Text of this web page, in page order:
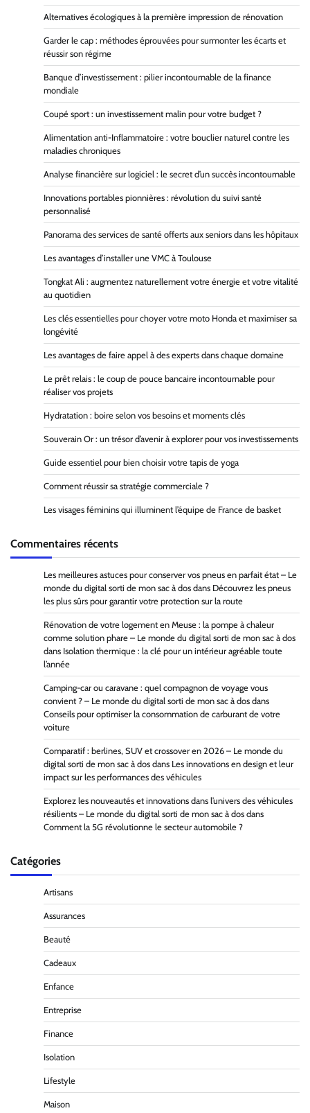
Alternatives écologiques à la première impression de rénovation
Garder le cap : méthodes éprouvées pour surmonter les écarts et
réussir son régime
Banque d’investissement : pilier incontournable de la finance
mondiale
Coupé sport : un investissement malin pour votre budget ?
Alimentation anti-Inflammatoire : votre bouclier naturel contre les
maladies chroniques
Analyse financière sur logiciel : le secret d’un succès incontournable
Innovations portables pionnières : révolution du suivi santé
personnalisé
Panorama des services de santé offerts aux seniors dans les hôpitaux
Les avantages d’installer une VMC à Toulouse
Tongkat Ali : augmentez naturellement votre énergie et votre vitalité
au quotidien
Les clés essentielles pour choyer votre moto Honda et maximiser sa
longévité
Les avantages de faire appel à des experts dans chaque domaine
Le prêt relais : le coup de pouce bancaire incontournable pour
réaliser vos projets
Hydratation : boire selon vos besoins et moments clés
Souverain Or : un trésor d’avenir à explorer pour vos investissements
Guide essentiel pour bien choisir votre tapis de yoga
Comment réussir sa stratégie commerciale ?
Les visages féminins qui illuminent l’équipe de France de basket
Commentaires récents
Les meilleures astuces pour conserver vos pneus en parfait état – Le
monde du digital sorti de mon sac à dos dans Découvrez les pneus
les plus sûrs pour garantir votre protection sur la route
Rénovation de votre logement en Meuse : la pompe à chaleur
comme solution phare – Le monde du digital sorti de mon sac à dos
dans Isolation thermique : la clé pour un intérieur agréable toute
l’année
Camping-car ou caravane : quel compagnon de voyage vous
convient ? – Le monde du digital sorti de mon sac à dos dans
Conseils pour optimiser la consommation de carburant de votre
voiture
Comparatif : berlines, SUV et crossover en 2026 – Le monde du
digital sorti de mon sac à dos dans Les innovations en design et leur
impact sur les performances des véhicules
Explorez les nouveautés et innovations dans l’univers des véhicules
résilients – Le monde du digital sorti de mon sac à dos dans
Comment la 5G révolutionne le secteur automobile ?
Catégories
Artisans
Assurances
Beauté
Cadeaux
Enfance
Entreprise
Finance
Isolation
Lifestyle
Maison